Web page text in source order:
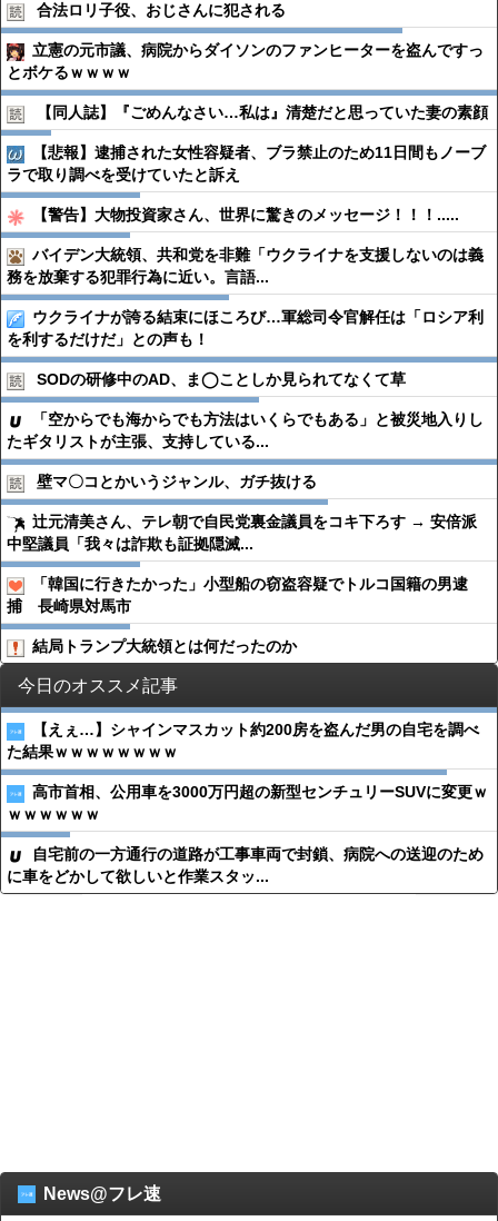
合法ロリ子役、おじさんに犯される
立憲の元市議、病院からダイソンのファンヒーターを盗んですっ
とボケるｗｗｗｗ
【同人誌】『ごめんなさい…私は』清楚だと思っていた妻の素顔
【悲報】逮捕された女性容疑者、ブラ禁止のため11日間もノーブ
ラで取り調べを受けていたと訴え
【警告】大物投資家さん、世界に驚きのメッセージ！！！.....
バイデン大統領、共和党を非難「ウクライナを支援しないのは義
務を放棄する犯罪行為に近い。言語...
ウクライナが誇る結束にほころび…軍総司令官解任は「ロシア利
を利するだけだ」との声も！
SODの研修中のAD、ま◯ことしか見られてなくて草
「空からでも海からでも方法はいくらでもある」と被災地入りし
たギタリストが主張、支持している...
壁マ〇コとかいうジャンル、ガチ抜ける
辻元清美さん、テレ朝で自民党裏金議員をコキ下ろす → 安倍派
中堅議員「我々は詐欺も証拠隠滅...
「韓国に行きたかった」小型船の窃盗容疑でトルコ国籍の男逮
捕 長崎県対馬市
結局トランプ大統領とは何だったのか
今日のオススメ記事
【えぇ…】シャインマスカット約200房を盗んだ男の自宅を調べ
た結果ｗｗｗｗｗｗｗｗ
高市首相、公用車を3000万円超の新型センチュリーSUVに変更ｗ
ｗｗｗｗｗｗ
自宅前の一方通行の道路が工事車両で封鎖、病院への送迎のため
に車をどかして欲しいと作業スタッ...
News@フレ速